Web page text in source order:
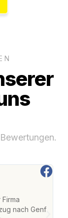
nach Genf